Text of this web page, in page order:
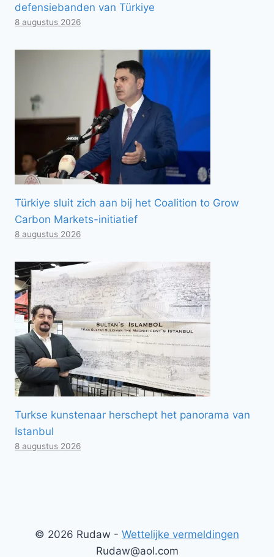
defensiebanden van Türkiye
8 augustus 2026
Türkiye sluit zich aan bij het Coalition to Grow
Carbon Markets-initiatief
8 augustus 2026
Turkse kunstenaar herschept het panorama van
Istanbul
8 augustus 2026
© 2026 Rudaw - Wettelijke vermeldingen
Rudaw@aol.com